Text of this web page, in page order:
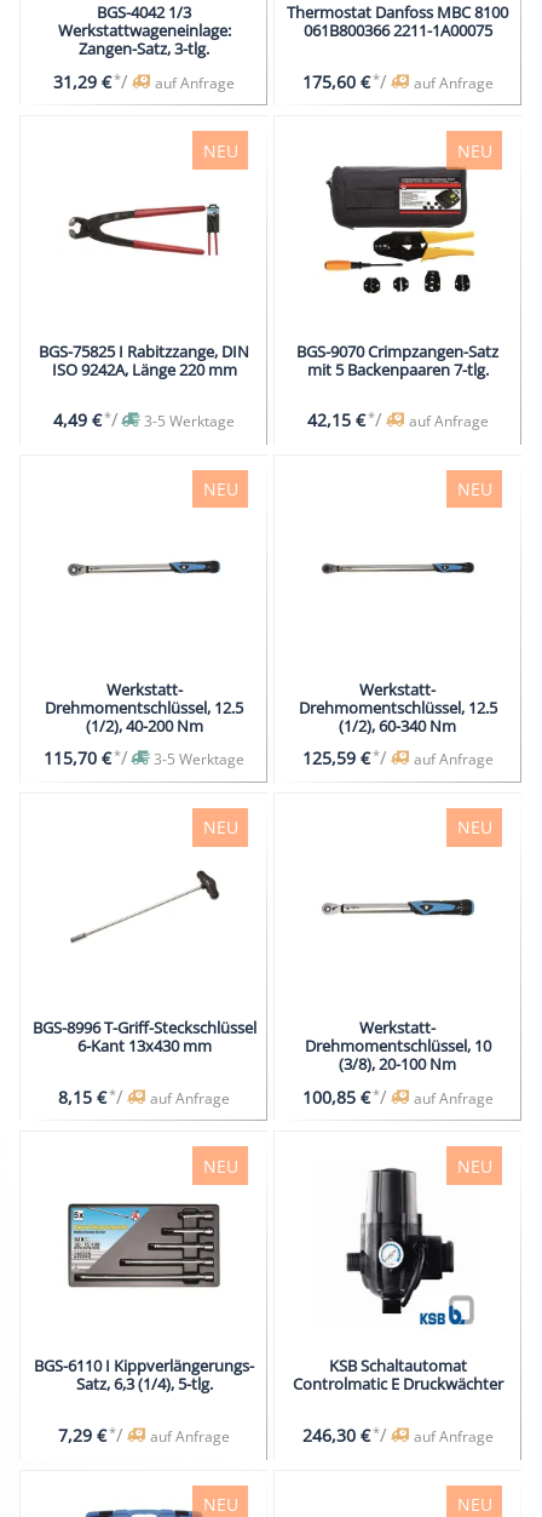
BGS-4042 1/3
Werkstattwageneinlage:
Zangen-Satz, 3-tlg.
31,29 €*/ auf Anfrage
Thermostat Danfoss MBC 8100
061B800366 2211-1A00075
175,60 €*/ auf Anfrage
BGS-75825 I Rabitzzange, DIN
ISO 9242A, Länge 220 mm
4,49 €*/ 3-5 Werktage
NEU
BGS-9070 Crimpzangen-Satz
mit 5 Backenpaaren 7-tlg.
42,15 €*/ auf Anfrage
NEU
Werkstatt-
Drehmomentschlüssel, 12.5
(1/2), 40-200 Nm
115,70 €*/ 3-5 Werktage
NEU
Werkstatt-
Drehmomentschlüssel, 12.5
(1/2), 60-340 Nm
125,59 €*/ auf Anfrage
NEU
BGS-8996 T-Griff-Steckschlüssel
6-Kant 13x430 mm
8,15 €*/ auf Anfrage
NEU
Werkstatt-
Drehmomentschlüssel, 10
(3/8), 20-100 Nm
100,85 €*/ auf Anfrage
NEU
BGS-6110 I Kippverlängerungs-
Satz, 6,3 (1/4), 5-tlg.
7,29 €*/ auf Anfrage
NEU
KSB Schaltautomat
Controlmatic E Druckwächter
246,30 €*/ auf Anfrage
NEU
NEU NEU